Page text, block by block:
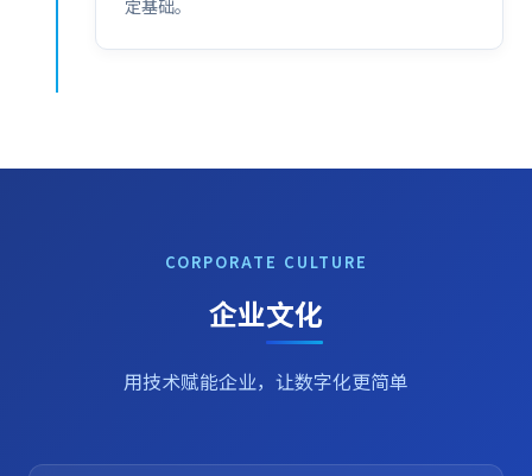
定基础。
CORPORATE CULTURE
企业文化
用技术赋能企业，让数字化更简单